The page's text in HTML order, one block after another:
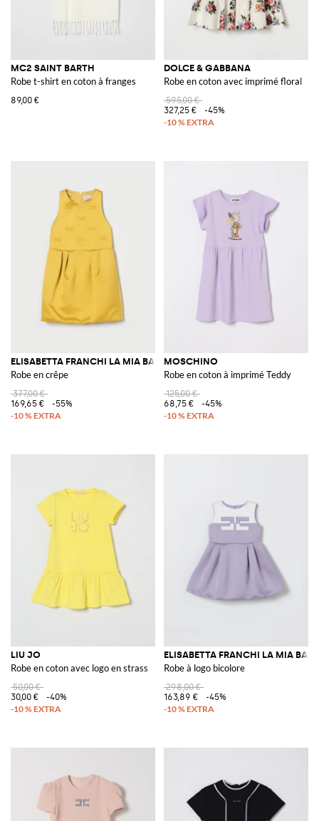
MC2 SAINT BARTH
Robe t-shirt en coton à franges
89,00 €
DOLCE & GABBANA
Robe en coton avec imprimé floral
595,00 €
327,25 €
-45%
ELISABETTA FRANCHI LA MIA BAMBINA
Robe en crêpe
377,00 €
169,65 €
-55%
MOSCHINO
Robe en coton à imprimé Teddy
125,00 €
68,75 €
-45%
LIU JO
Robe en coton avec logo en strass
50,00 €
30,00 €
-40%
ELISABETTA FRANCHI LA MIA
Robe à logo bicolore
298,00 €
163,89 €
-45%